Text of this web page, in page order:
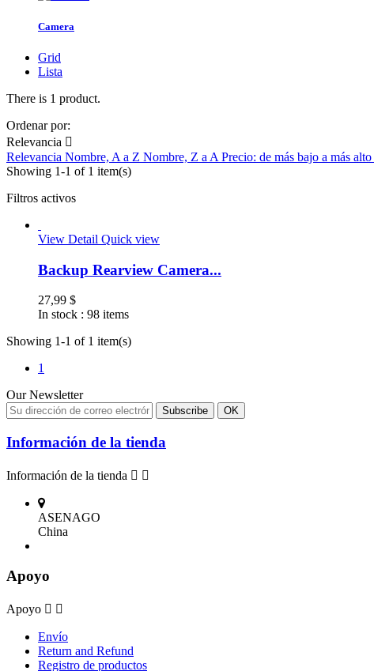
Camera
Grid
Lista
There is 1 product.
Ordenar por:
Relevancia 
Relevancia Nombre, A a Z Nombre, Z a A Precio: de más bajo a más alto
Showing 1-1 of 1 item(s)
Filtros activos
View Detail Quick view
Backup Rearview Camera...
27,99 $
In stock : 98 items
Showing 1-1 of 1 item(s)
1
Our Newsletter
Información de la tienda
Información de la tienda  
ASENAGO
China
Apoyo
Apoyo  
Envío
Return and Refund
Registro de productos